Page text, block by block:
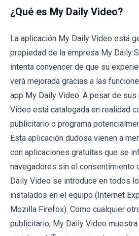
¿Qué es My Daily Video?
La aplicación My Daily Video está
propiedad de la empresa My Daily
intenta convencer de que su
verá mejorada gracias a las
app My Daily Video. A pesar de
Video está catalogada en realidad
publicitario o programa
Esta aplicación dudosa vienen a
con aplicaciones gratuitas que se
navegadores sin el consentimiento
Daily Video se introduce en todos
instalados en el equipo (Internet
Mozilla Firefox). Como cualquier
publicitario, My Daily Video